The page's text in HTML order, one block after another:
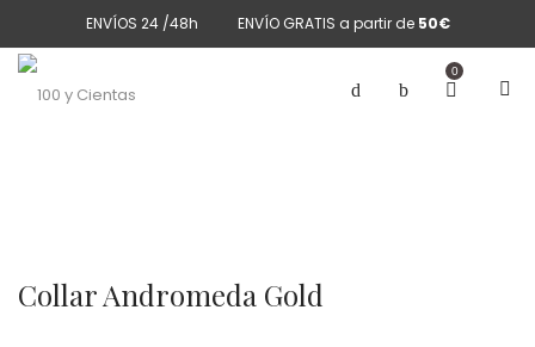
ENVÍOS 24 /48h ENVÍO GRATIS a partir de 50€
0
Collar Andromeda Gold